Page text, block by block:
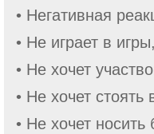
• Негативная
• Не играет в
• Не хочет
• Не хочет стоять
• Не хочет